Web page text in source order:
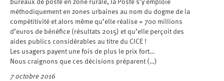
bureaux de poste en zone rurale, la Poste s’y emploie
méthodiquement en zones urbaines au nom du dogme de la
compétitivité et alors même qu’elle réalise + 700 millions
d’euros de bénéfice (résultats 2015) et qu’elle perçoit des
aides publics considérables au titre du CICE !
Les usagers payent une fois de plus le prix fort…
Nous craignons que ces décisions préparent (…)
7 octobre 2016